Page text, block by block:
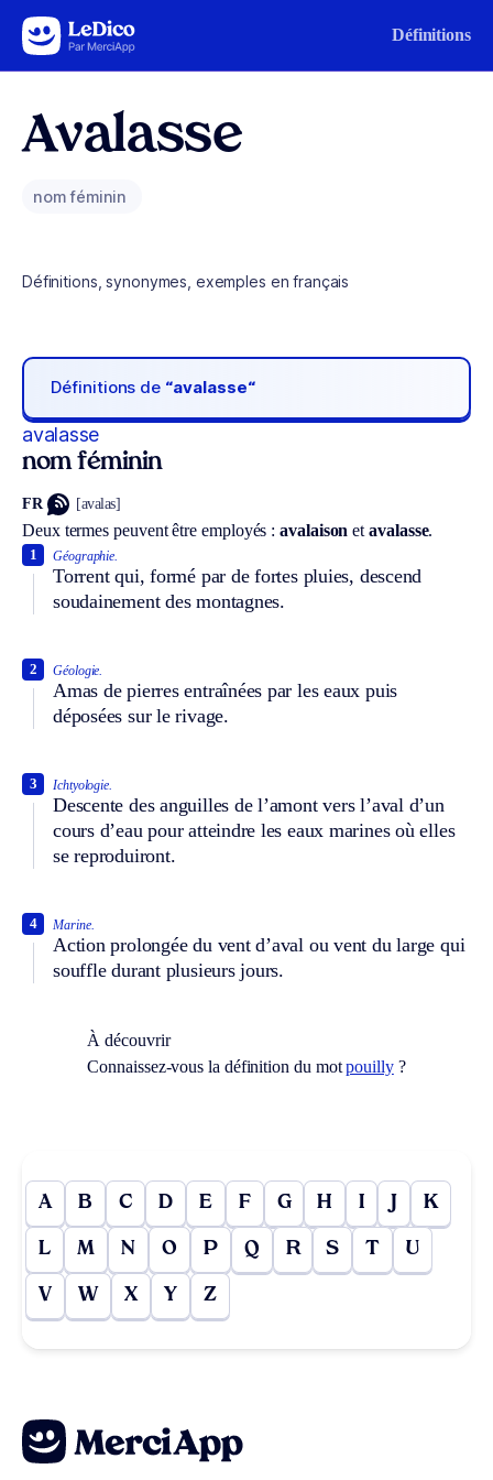
Aller au contenu Définitions
Avalasse
nom féminin
Définitions, synonymes, exemples en français
Définitions de “avalasse“
avalasse
nom féminin
FR [avalas]
Deux termes peuvent être employés :avalaison etavalasse.
Géographie.
Torrent qui, formé par de fortes pluies, descend
soudainement des montagnes.
1
Géologie.
Amas de pierres entraînées par les eaux puis
déposées sur le rivage.
2
Ichtyologie.
Descente des anguilles de l’amont vers l’aval d’un
cours d’eau pour atteindre les eaux marines où elles
se reproduiront.
3
Marine.
Action prolongée du vent d’aval ou vent du large qui
souffle durant plusieurs jours.
4
À découvrir
Connaissez-vous la définition du motpouilly?
A B C D E F G H I J K
L M N O P Q R S T U
V W X Y Z